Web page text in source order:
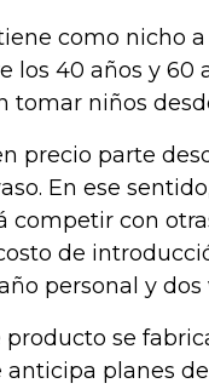
como nicho
los 40 años y 60
tomar niños
precio parte
En ese
competir con
de
personal y dos
producto se
planes